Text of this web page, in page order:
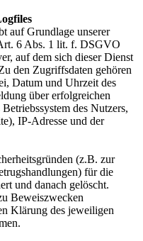
auf Grundlage unserer
6 Abs. 1 lit. f. DSGVO
auf dem sich dieser Dienst
den Zugriffsdaten gehören
Datum und Uhrzeit des
über erfolgreichen
des Nutzers,
IP-Adresse und der
(z.B. zur
für die
und danach gelöscht.
Beweiszwecken
Klärung des jeweiligen